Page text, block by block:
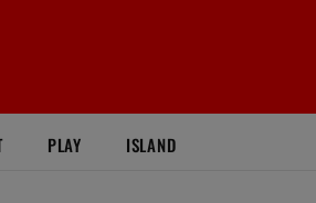
PLAY ISLAND